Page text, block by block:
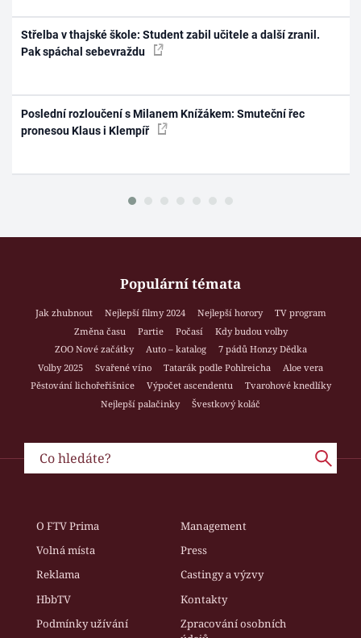
Střelba v thajské škole: Student zabil učitele a další zranil.
Pak spáchal sebevraždu
Poslední rozloučení s Milanem Knížákem: Smuteční řec
pronesou Klaus i Klempíř
Populární témata
Jak zhubnout Nejlepší filmy 2024 Nejlepší horory
TV program
Změna času
Partie Počasí
Kdy budou volby
ZOO Nové začátky
Auto – katalog
7 pádů Honzy Dědka
Volby 2025
Svařené víno Tatarák podle Pohlreicha
Aloe vera
Pěstování lichořeřišnice
Výpočet ascendentu
Tvarohové knedlíky
Nejlepší palačinky
Švestkový koláč
O FTV Prima
Management
Volná místa
Press
Reklama
Castingy a výzvy
HbbTV
Kontakty
Podmínky užívání
Zpracování osobních